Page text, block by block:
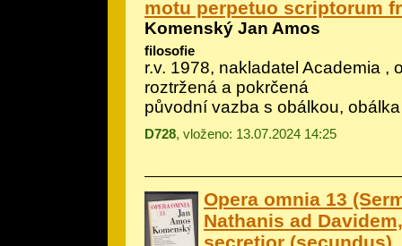
motu perpetuo scriptorum
Komenský Jan Amos
filosofie
r.v. 1978, nakladatel Academia ,
roztržená a pokrčená
původní vazba s obálkou,
D728, vloženo: 13.07.2024 14:25
Opera omnia 13
Nathanis ad